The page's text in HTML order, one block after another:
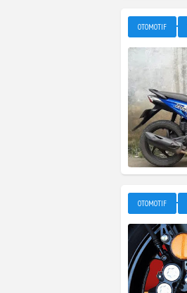
OTOMOTIF
OTOMOTIF